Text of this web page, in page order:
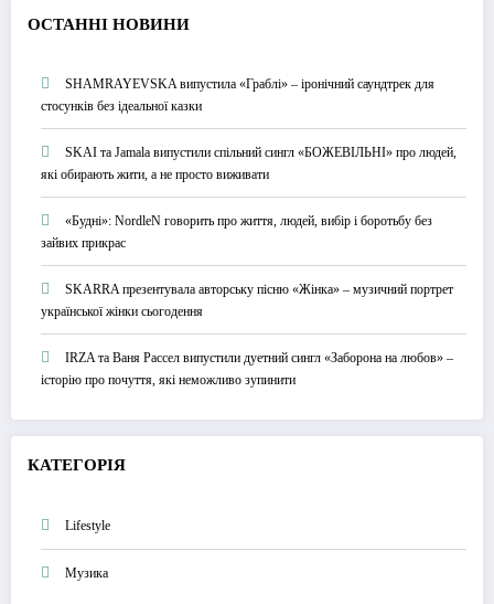
ОСТАННІ НОВИНИ
SHAMRAYEVSKA випустила «Граблі» – іронічний саундтрек для
стосунків без ідеальної казки
SKAI та Jamala випустили спільний сингл «БОЖЕВІЛЬНІ» про людей,
які обирають жити, а не просто виживати
«Будні»: NordleN говорить про життя, людей, вибір і боротьбу без
зайвих прикрас
SKARRA презентувала авторську пісню «Жінка» – музичний портрет
української жінки сьогодення
IRZA та Ваня Рассел випустили дуетний сингл «Заборона на любов» –
історію про почуття, які неможливо зупинити
КАТЕГОРІЯ
Lifestyle
Музика